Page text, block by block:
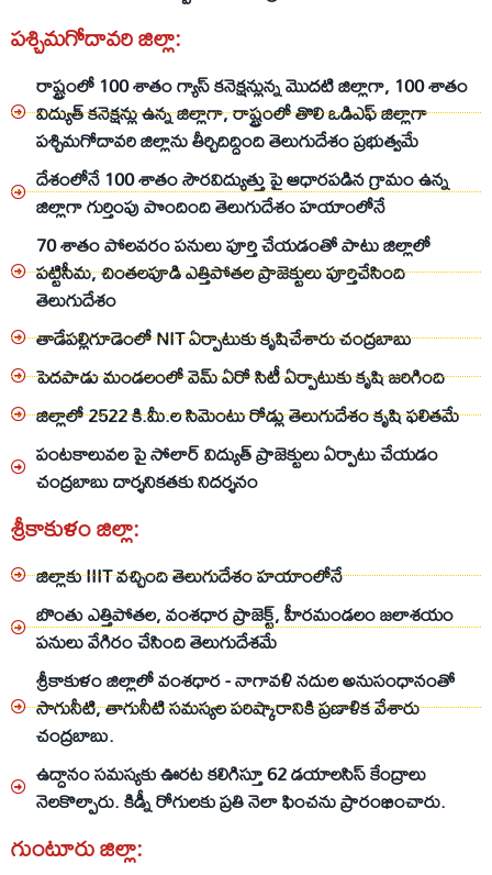
పశ్చిమగోదావరి జిల్లా:
రాష్ట్రంలో 100 శాతం గ్యాస్‌ కనెక్షన్లున్న మొదటి జిల్లాగా, 100 శాతం
విద్యుత్ కనెక్షన్లు ఉన్న జిల్లాగా, రాష్ట్రంలో తొలి ఒడిఎఫ్ జిల్లాగా
పశ్చిమగోదావరి జిల్లాను తీర్చిదిద్దింది తెలుగుదేశం ప్రభుత్వమే
దేశంలోనే 100 శాతం సౌరవిద్యుత్తు పై ఆధారపడిన గ్రామం ఉన్న
జిల్లాగా గుర్తింపు పొందింది తెలుగుదేశం హయాంలోనే
70 శాతం పోలవరం పనులు పూర్తి చేయడంతో పాటు జిల్లాలో
పట్టిసీమ, చింతలపూడి ఎత్తిపోతల ప్రాజెక్టులు పూర్తిచేసింది
తెలుగుదేశం
తాడేపల్లిగూడెంలో NIT ఏర్పాటుకు కృషిచేశారు చంద్రబాబు
పెదపాడు మండలంలో వెమ్ ఏరో సిటీ ఏర్పాటుకు కృషి జరిగింది
జిల్లాలో 2522 కి.మీ.ల సిమెంటు రోడ్లు తెలుగుదేశం కృషి ఫలితమే
పంటకాలువల పై సోలార్ విద్యుత్ ప్రాజెక్టులు ఏర్పాటు చేయడం
చంద్రబాబు దార్శనికతకు నిదర్శనం
శ్రీకాకుళం జిల్లా:
జిల్లాకు IIIT వచ్చింది తెలుగుదేశం హయాంలోనే
బొంతు ఎత్తిపోతల, వంశధార ప్రాజెక్ట్, హీరమండలం జలాశయం
పనులు వేగిరం చేసింది తెలుగుదేశమే
శ్రీకాకుళం జిల్లాలో వంశధార - నాగావళి నదుల అనుసంధానంతో
సాగునీటి, తాగునీటి సమస్యల పరిష్కారానికి ప్రణాళిక వేశారు
చంద్రబాబు.
ఉద్దానం సమస్యకు ఊరట కలిగిస్తూ 62 డయాలసిస్ కేంద్రాలు
నెలకొల్పారు. కిడ్నీ రోగులకు ప్రతి నెలా ఫించను ప్రారంభించారు.
గుంటూరు జిల్లా: